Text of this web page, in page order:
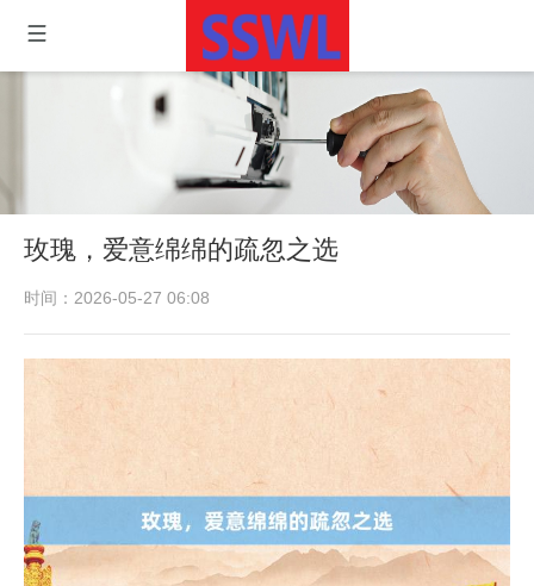
玫瑰，爱意绵绵的疏忽之选
时间：2026-05-27 06:08